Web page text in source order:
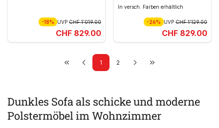
-18% UVP CHF 1’019.00
CHF 829.00
In versch. Farben erhältlich
-26% UVPCHF 1’129.00
CHF 829.00
1 2
Dunkles Sofa als schicke und moderne
Polstermöbel im Wohnzimmer